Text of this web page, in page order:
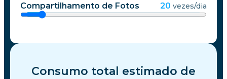
Compartilhamento de Fotos 20 vezes/dia
Consumo total estimado de